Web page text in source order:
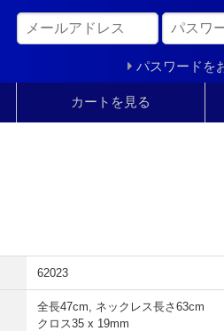
パスワードを
カートを見る
62023
全長47cm, ネックレス長さ63cm
クロス35 x 19mm